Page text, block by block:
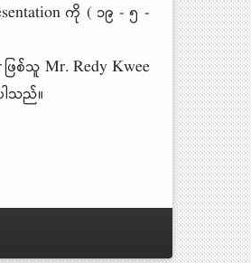
ကို ( ၁၉ - ၅ -
ဖြစ်သူ Mr. Redy Kwee
ါသည်။